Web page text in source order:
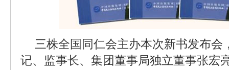
三株全国同仁会主办本次新书发布会
记、监事长、集团董事局独立董事张宏